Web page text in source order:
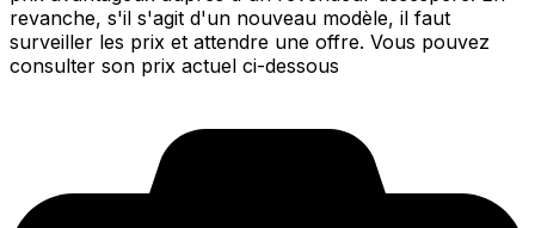
revanche, s'il s'agit d'un nouveau modèle, il faut
surveiller les prix et attendre une offre. Vous pouvez
consulter son prix actuel ci-dessous